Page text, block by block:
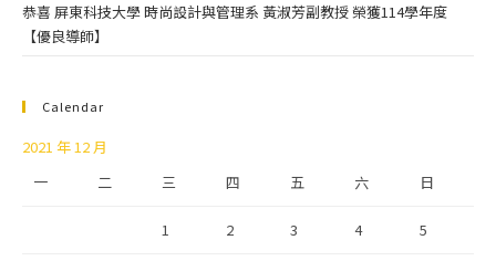
恭喜 屏東科技大學 時尚設計與管理系 黃淑芳副教授 榮獲114學年度
【優良導師】
Calendar
2021 年 12 月
一
二 三 四 五 六 日
1 2 3 4 5